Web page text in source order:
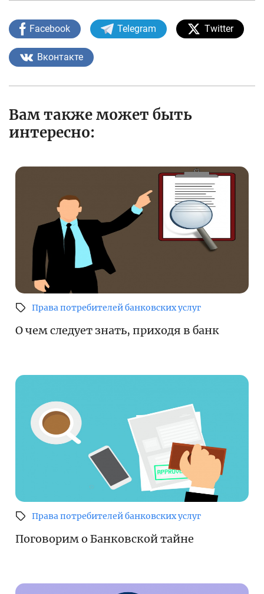
Facebook Telegram Twitter
Вконтакте
Вам также может быть
интересно:
Права потребителей банковских услуг
О чем следует знать, приходя в банк
Права потребителей банковских услуг
Поговорим о Банковской тайне